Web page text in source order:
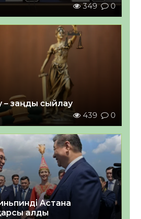
349 0
– заңды сыйлау
439 0
Астана
алды